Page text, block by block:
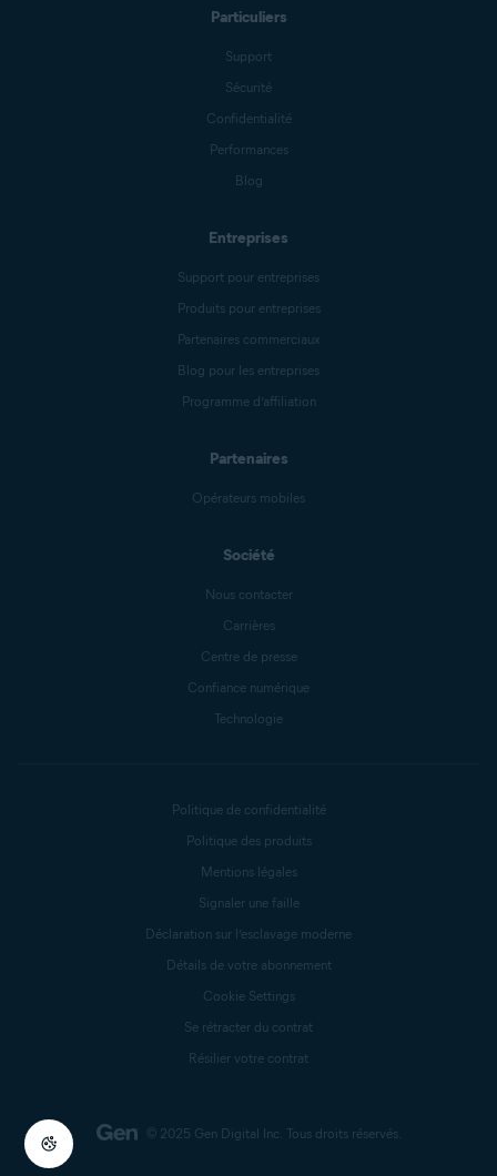
Particuliers
Support
Sécurité
Confidentialité
Performances
Blog
Entreprises
Support pour entreprises
Produits pour entreprises
Partenaires commerciaux
Blog pour les entreprises
Programme d’affiliation
Partenaires
Opérateurs mobiles
Société
Nous contacter
Carrières
Centre de presse
Confiance numérique
Technologie
© 2025 Gen Digital Inc. Tous droits réservés.
Politique de confidentialité
Politique des produits
Mentions légales
Signaler une faille
Déclaration sur l’esclavage moderne
Détails de votre abonnement
Cookie Settings
Se rétracter du contrat
Résilier votre contrat